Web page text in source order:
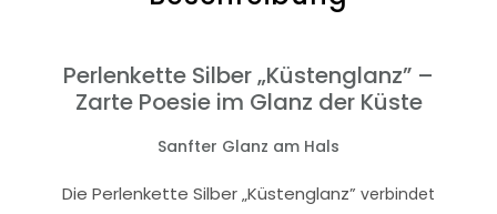
Perlenkette Silber „Küstenglanz” –
Zarte Poesie im Glanz der Küste
Sanfter Glanz am Hals
Die Perlenkette Silber „Küstenglanz” verbindet